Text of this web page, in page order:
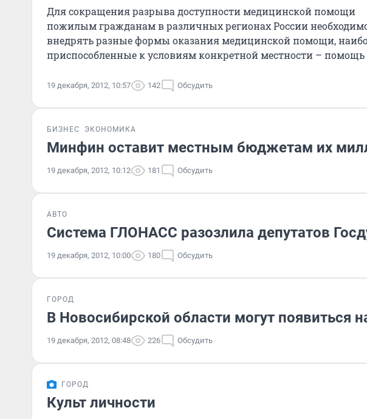
Для сокращения разрыва доступности медицинской помощи
пожилым гражданам в различных регионах России
внедрять разные формы оказания медицинской помощи,
приспособленные к условиям конкретной местности – помощь
19 декабря, 2012, 10:57 142 Обсудить
БИЗНЕС ЭКОНОМИКА
Минфин оставит местным бюджетам их
19 декабря, 2012, 10:12 181 Обсудить
АВТО
Система ГЛОНАСС разозлила депутатов
19 декабря, 2012, 10:00 180 Обсудить
ГОРОД
В Новосибирской области могут появиться
19 декабря, 2012, 08:48 226 Обсудить
ГОРОД
Культ личности